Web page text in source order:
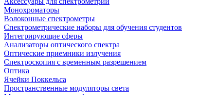
Монохроматоры
Волоконные спектрометры
Спектрометрические наборы для обучения студентов
Интегрирующие сферы
Анализаторы оптического спектра
Оптические приемники излучения
Спектроскопия с временным разрешением
Оптика
Ячейки Поккельса
Пространственные модуляторы света